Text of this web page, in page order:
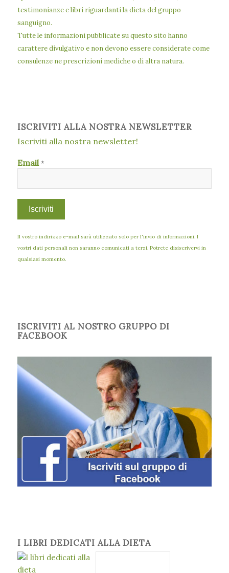
testimonianze e libri riguardanti la dieta del gruppo
sanguigno.
Tutte le informazioni pubblicate su questo sito hanno
carattere divulgativo e non devono essere considerate come
consulenze ne prescrizioni mediche o di altra natura.
ISCRIVITI ALLA NOSTRA NEWSLETTER
Iscriviti alla nostra newsletter!
Email*
Il vostro indirizzo e-mail sarà utilizzato solo per l'invio di informazioni. I
vostri dati personali non saranno comunicati a terzi. Potrete disiscrivervi in
qualsiasi momento.
ISCRIVITI AL NOSTRO GRUPPO DI
FACEBOOK
I LIBRI DEDICATI ALLA DIETA